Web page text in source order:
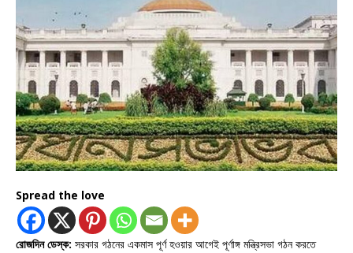
Spread the love
রোজদিন ডেস্ক: সরকার গঠনের একমাস পূর্ণ হওয়ার আগেই পূর্ণাঙ্গ মন্ত্রিসভা গঠন করতে